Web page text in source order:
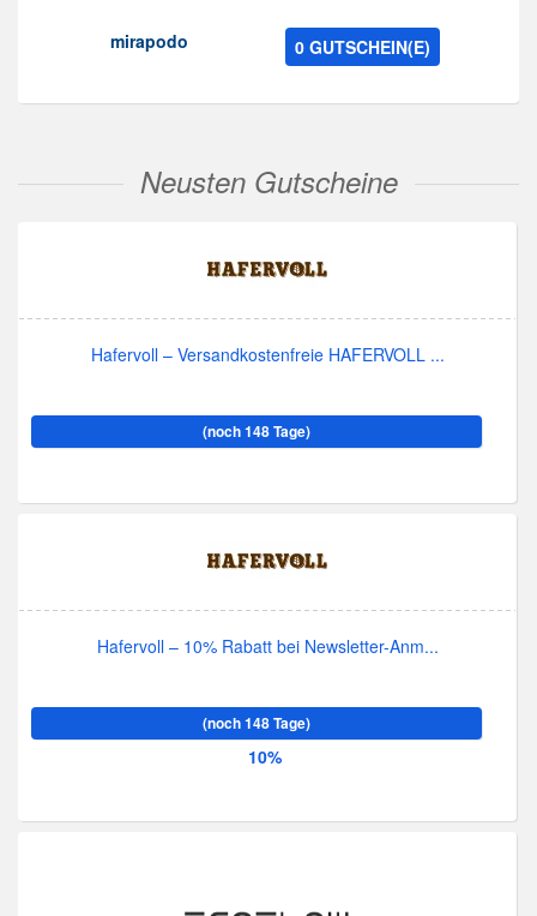
mirapodo 0 GUTSCHEIN(E)
Neusten Gutscheine
Hafervoll – Versandkostenfreie HAFERVOLL ...
(noch 148 Tage)
Hafervoll – 10% Rabatt bei Newsletter-Anm...
(noch 148 Tage)
10%